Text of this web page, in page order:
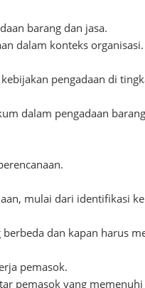
barang dan jasa.
dalam konteks organisasi.
pengadaan di
dalam pengadaan
mulai dari identifikasi
dan kapan harus
pemasok.
pemasok yang